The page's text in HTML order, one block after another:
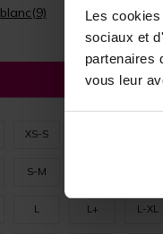
Les
sociaux et
partenaires
vous leur
blanc(9)
XS-S
S-M
L L+ L-XL